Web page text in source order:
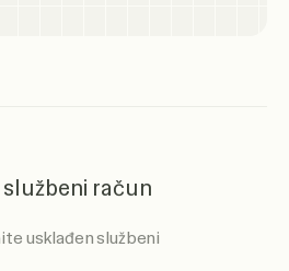
račun
usklađen službeni